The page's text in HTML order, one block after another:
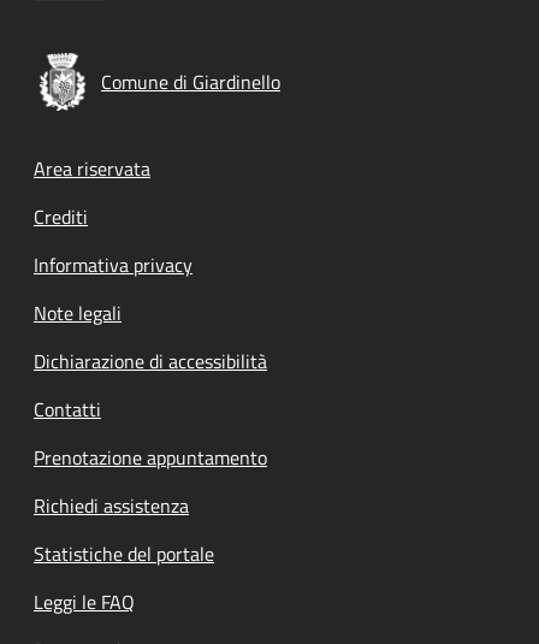
Comune di Giardinello
Footer menu
Area riservata
Crediti
Informativa privacy
Note legali
Dichiarazione di accessibilità
Contatti
Prenotazione appuntamento
Richiedi assistenza
Statistiche del portale
Leggi le FAQ